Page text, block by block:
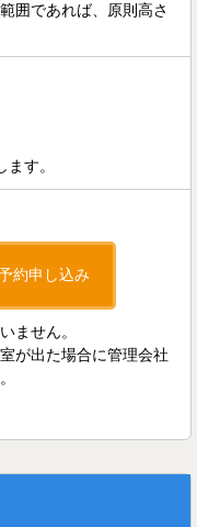
囲であれば、原則高さ
す。
約申し込み
ません。
が出た場合に管理会社